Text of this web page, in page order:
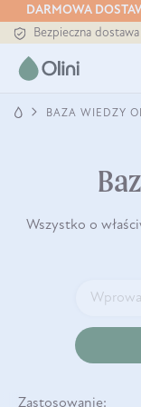
DARMOWA
Bezpieczna
Darmowa dostawa
BAZA WIEDZY
Wszystko o
Zastosowanie: